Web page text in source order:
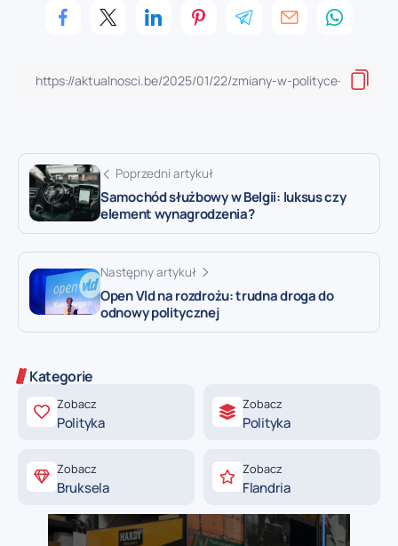
Poprzedni artykuł
Samochód służbowy w Belgii: luksus czy
element wynagrodzenia?
Następny artykuł
Open Vld na rozdrożu: trudna droga do
odnowy politycznej
Kategorie
Zobacz
Polityka
Zobacz
Polityka
Zobacz
Bruksela
Zobacz
Flandria